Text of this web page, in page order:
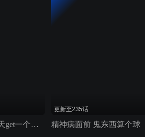
灵气复苏，我每天get一个新技能
更新至235话
精神病面前 鬼东西算个球